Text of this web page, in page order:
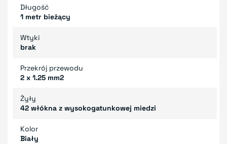
Długość
1 metr bieżący
Wtyki
brak
Przekrój przewodu
2 x 1.25 mm2
Żyły
42 włókna z wysokogatunkowej miedzi
Kolor
Biały